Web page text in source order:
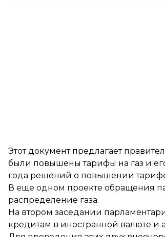
Этот документ предлагает
были повышены тарифы на газ и
года решений о повышении
В еще одном проекте обращения
распределение газа.
На втором заседании
кредитам в иностранной валюте и